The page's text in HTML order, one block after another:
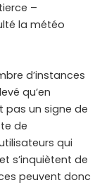
–
la météo
d’instances
qu’en
pas un signe de
de
qui
s’inquiètent de
peuvent donc